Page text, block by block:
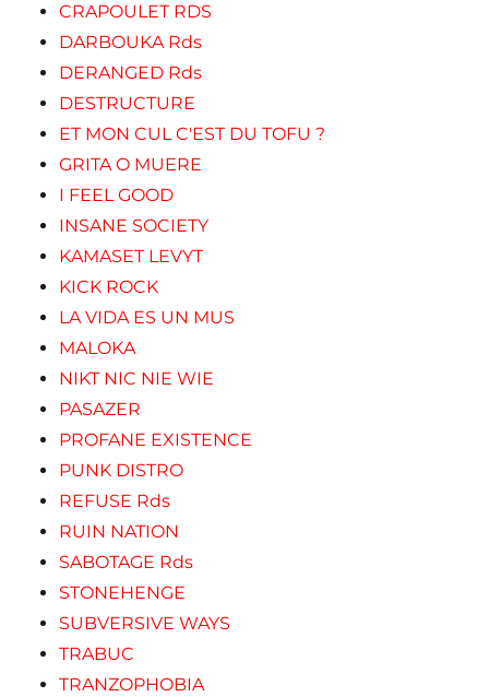
CRAPOULET RDS
DARBOUKA Rds
DERANGED Rds
DESTRUCTURE
ET MON CUL C'EST DU TOFU ?
GRITA O MUERE
I FEEL GOOD
INSANE SOCIETY
KAMASET LEVYT
KICK ROCK
LA VIDA ES UN MUS
MALOKA
NIKT NIC NIE WIE
PASAZER
PROFANE EXISTENCE
PUNK DISTRO
REFUSE Rds
RUIN NATION
SABOTAGE Rds
STONEHENGE
SUBVERSIVE WAYS
TRABUC
TRANZOPHOBIA